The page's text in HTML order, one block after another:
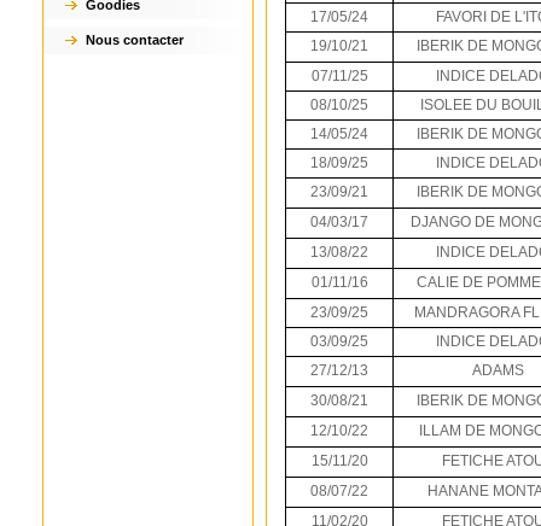
Goodies
Nous contacter
17/05/24
FAVORI DE
19/10/21
IBERIK DE
07/11/25
INDICE
08/10/25
ISOLEE DU
14/05/24
IBERIK DE
18/09/25
INDICE
23/09/21
IBERIK DE
04/03/17
DJANGO DE
13/08/22
INDICE
01/11/16
CALIE DE
23/09/25
MANDRAGORA
03/09/25
INDICE
27/12/13
ADAMS
30/08/21
IBERIK DE
12/10/22
ILLAM DE
15/11/20
FETICHE
08/07/22
HANANE
11/02/20
FETICHE